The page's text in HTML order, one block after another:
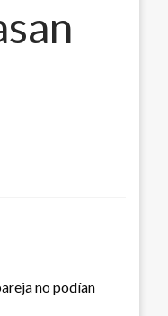
no podían